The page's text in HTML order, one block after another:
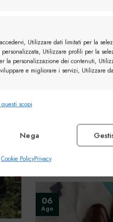
Utilizzare dati limitati per la
Utilizzare profili per la
la personalizzazione dei contenuti,
e migliorare i servizi, Utilizzare
informazioni trasmesse automaticamente.
e rilevare frodi, correggere
scopi
Nega
Cookie PolicyPrivacy
Le sneakers sono
diventate un must-
stile casual...
06
Ago